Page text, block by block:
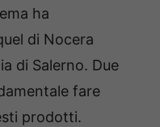
ha
di Nocera
di Salerno. Due
fare
prodotti.